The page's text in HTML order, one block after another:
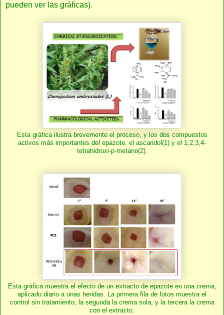
pueden ver las gráficas).
Esta gráfica ilustra brevemente el proceso, y los dos compuestos
activos más importantes del epazote, el ascaridol(1) y el 1,2,3,4-
tetrahidroxi-p-metano(2).
Esta gráfica muestra el efecto de un extracto de epazote en una crema,
aplicado diario a unas heridas. La primera fila de fotos muestra el
control sin tratamiento, la segunda la crema sola, y la tercera la crema
con el extracto.